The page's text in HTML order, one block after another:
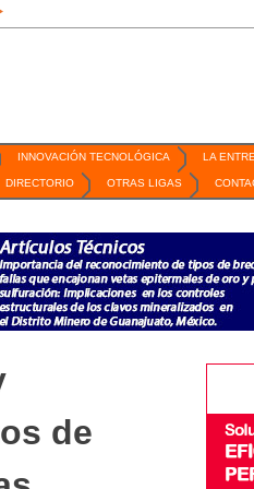
Mexico Mining Forum / 2 de
INNOVACIÓN TECNOLÓGICA LA
DIRECTORIO OTRAS LIGAS
de